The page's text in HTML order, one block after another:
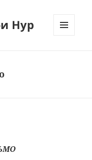
Нур